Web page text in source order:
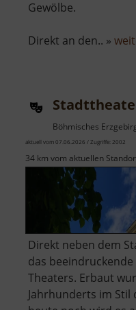
Gewölbe.
Direkt an den.. »
Böhmisches
aktuell vom 07.06.2026 / Zugriffe: 2002
34 km vom aktuellen
Direkt neben dem
das
Theaters. Erbaut
Jahrhunderts im Stil